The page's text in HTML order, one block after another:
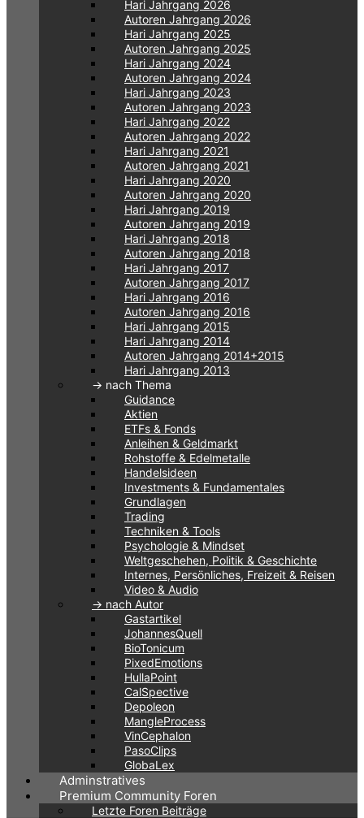
Hari Jahrgang 2026
Autoren Jahrgang 2026
Hari Jahrgang 2025
Autoren Jahrgang 2025
Hari Jahrgang 2024
Autoren Jahrgang 2024
Hari Jahrgang 2023
Autoren Jahrgang 2023
Hari Jahrgang 2022
Autoren Jahrgang 2022
Hari Jahrgang 2021
Autoren Jahrgang 2021
Hari Jahrgang 2020
Autoren Jahrgang 2020
Hari Jahrgang 2019
Autoren Jahrgang 2019
Hari Jahrgang 2018
Autoren Jahrgang 2018
Hari Jahrgang 2017
Autoren Jahrgang 2017
Hari Jahrgang 2016
Autoren Jahrgang 2016
Hari Jahrgang 2015
Hari Jahrgang 2014
Autoren Jahrgang 2014+2015
Hari Jahrgang 2013
-> nach Thema
Guidance
Aktien
ETFs & Fonds
Anleihen & Geldmarkt
Rohstoffe & Edelmetalle
Handelsideen
Investments & Fundamentales
Grundlagen
Trading
Techniken & Tools
Psychologie & Mindset
Weltgeschehen, Politik & Geschichte
Internes, Persönliches, Freizeit & Reisen
Video & Audio
-> nach Autor
Gastartikel
JohannesQuell
BioTonicum
PixedEmotions
HullaPoint
CalSpective
Depoleon
MangleProcess
VinCephalon
PasoClips
GlobaLex
Adminstratives
Premium Community Foren
Letzte Foren Beiträge